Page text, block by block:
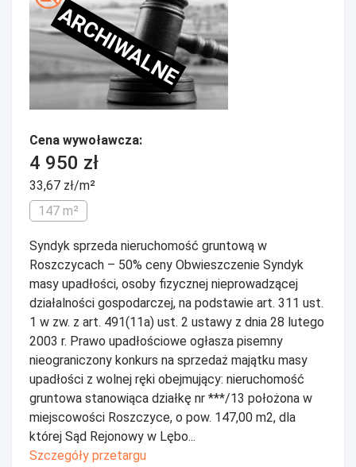
ARCHIWALNE
Cena wywoławcza:
4 950 zł
33,67 zł/m²
147 m²
Syndyk sprzeda nieruchomość gruntową w
Roszczycach – 50% ceny Obwieszczenie Syndyk
masy upadłości, osoby fizycznej nieprowadzącej
działalności gospodarczej, na podstawie art. 311 ust.
1 w zw. z art. 491(11a) ust. 2 ustawy z dnia 28 lutego
2003 r. Prawo upadłościowe ogłasza pisemny
nieograniczony konkurs na sprzedaż majątku masy
upadłości z wolnej ręki obejmujący: nieruchomość
gruntowa stanowiąca działkę nr ***/13 położona w
miejscowości Roszczyce, o pow. 147,00 m2, dla
której Sąd Rejonowy w Lębo...
Szczegóły przetargu